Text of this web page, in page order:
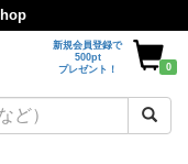
新規会員登録で
500pt
プレゼント！
0